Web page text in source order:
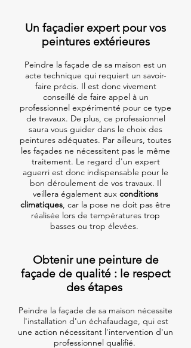
Un façadier expert pour vos
peintures extérieures
Peindre la façade de sa maison est un
acte technique qui requiert un savoir-
faire précis. Il est donc vivement
conseillé de faire appel à un
professionnel expérimenté pour ce type
de travaux. De plus, ce professionnel
saura vous guider dans le choix des
peintures adéquates. Par ailleurs, toutes
les façades ne nécessitent pas le même
traitement. Le regard d'un expert
aguerri est donc indispensable pour le
bon déroulement de vos travaux. Il
veillera également aux conditions
climatiques, car la pose ne doit pas être
réalisée lors de températures trop
basses ou trop élevées.
Obtenir une peinture de
façade de qualité : le respect
des étapes
Peindre la façade de sa maison nécessite
l'installation d'un échafaudage, qui est
une action nécessitant l'intervention d'un
professionnel qualifié.